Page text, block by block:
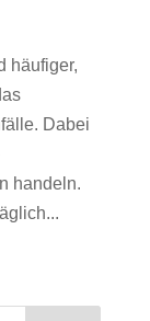
häufiger,
Dabei
handeln.